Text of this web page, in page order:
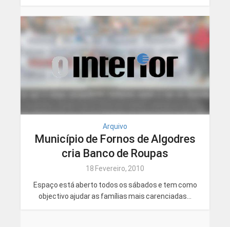
Arquivo
Município de Fornos de Algodres
cria Banco de Roupas
18 Fevereiro, 2010
Espaço está aberto todos os sábados e tem como
objectivo ajudar as famílias mais carenciadas...